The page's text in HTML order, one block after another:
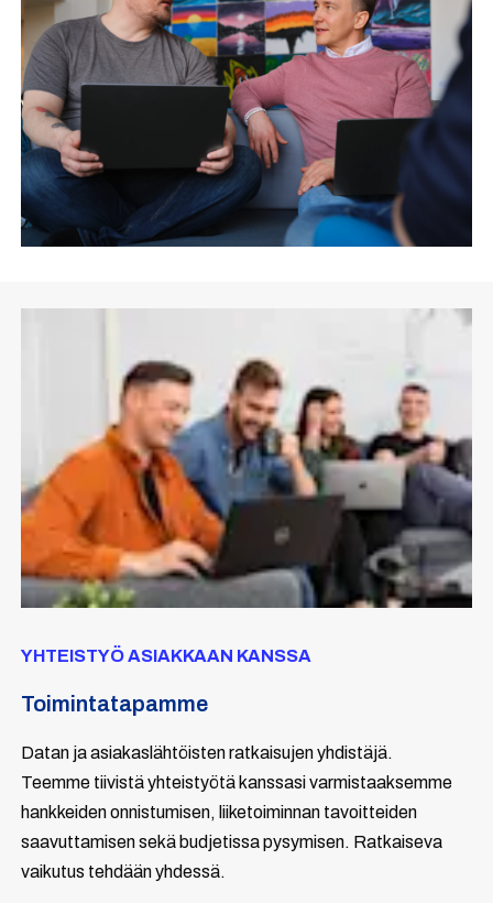
YHTEISTYÖ ASIAKKAAN KANSSA
Toimintatapamme
Datan ja asiakaslähtöisten ratkaisujen yhdistäjä.
Teemme tiivistä yhteistyötä kanssasi varmistaaksemme
hankkeiden onnistumisen, liiketoiminnan tavoitteiden
saavuttamisen sekä budjetissa pysymisen. Ratkaiseva
vaikutus tehdään yhdessä.